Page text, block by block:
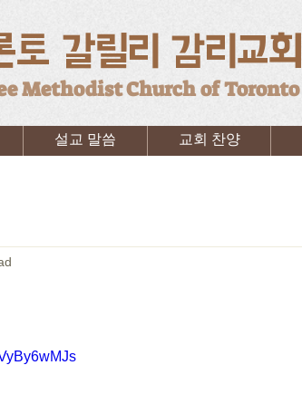
토 갈릴리 감리교회
Methodist Church of Toronto
설교 말씀 교회 찬양